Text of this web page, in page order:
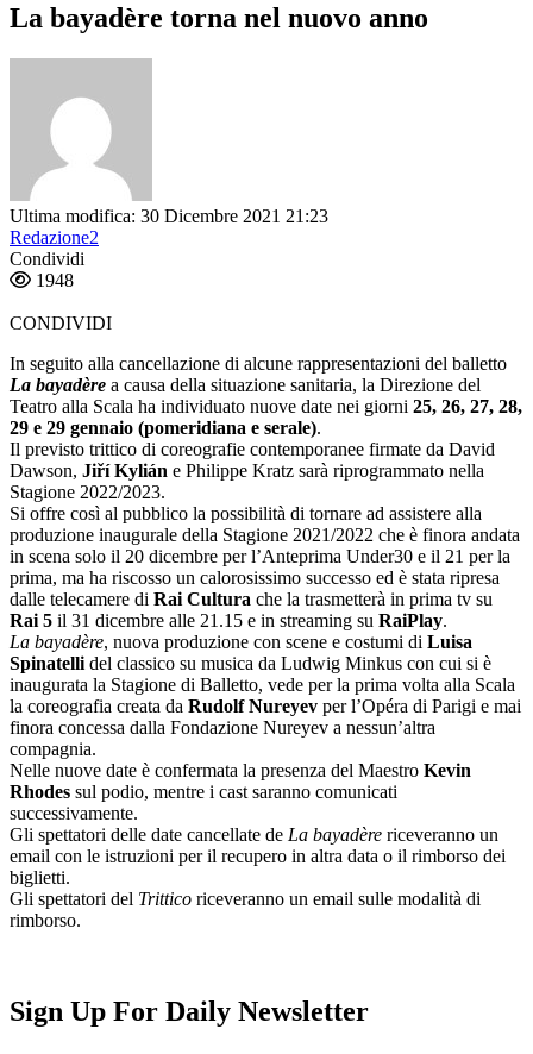
La bayadère torna nel nuovo anno
Ultima modifica: 30 Dicembre 2021 21:23
Redazione2
Condividi
1948
CONDIVIDI
In seguito alla cancellazione di alcune rappresentazioni del balletto
La bayadère a causa della situazione sanitaria, la Direzione del
Teatro alla Scala ha individuato nuove date nei giorni 25, 26, 27, 28,
29 e 29 gennaio (pomeridiana e serale).
Il previsto trittico di coreografie contemporanee firmate da David
Dawson, Jiří Kylián e Philippe Kratz sarà riprogrammato nella
Stagione 2022/2023.
Si offre così al pubblico la possibilità di tornare ad assistere alla
produzione inaugurale della Stagione 2021/2022 che è finora andata
in scena solo il 20 dicembre per l’Anteprima Under30 e il 21 per la
prima, ma ha riscosso un calorosissimo successo ed è stata ripresa
dalle telecamere di Rai Cultura che la trasmetterà in prima tv su
Rai 5 il 31 dicembre alle 21.15 e in streaming su RaiPlay.
La bayadère, nuova produzione con scene e costumi di Luisa
Spinatelli del classico su musica da Ludwig Minkus con cui si è
inaugurata la Stagione di Balletto, vede per la prima volta alla Scala
la coreografia creata da Rudolf Nureyev per l’Opéra di Parigi e mai
finora concessa dalla Fondazione Nureyev a nessun’altra
compagnia.
Nelle nuove date è confermata la presenza del Maestro Kevin
Rhodes sul podio, mentre i cast saranno comunicati
successivamente.
Gli spettatori delle date cancellate de La bayadère riceveranno un
email con le istruzioni per il recupero in altra data o il rimborso dei
biglietti.
Gli spettatori del Trittico riceveranno un email sulle modalità di
rimborso.
Sign Up For Daily Newsletter